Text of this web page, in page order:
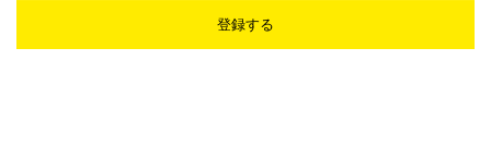
登録する